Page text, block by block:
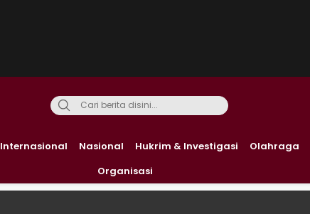
Internasional Nasional Hukrim & Investigasi Olahraga
Organisasi